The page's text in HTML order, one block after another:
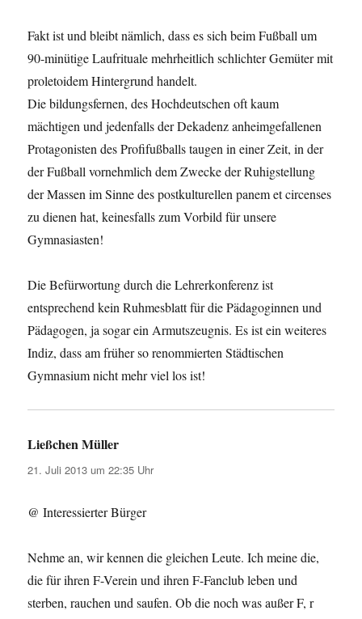
Fakt ist und bleibt nämlich, dass es sich beim Fußball um
90-minütige Laufrituale mehrheitlich schlichter Gemüter mit
proletoidem Hintergrund handelt.
Die bildungsfernen, des Hochdeutschen oft kaum
mächtigen und jedenfalls der Dekadenz anheimgefallenen
Protagonisten des Profifußballs taugen in einer Zeit, in der
der Fußball vornehmlich dem Zwecke der Ruhigstellung
der Massen im Sinne des postkulturellen panem et circenses
zu dienen hat, keinesfalls zum Vorbild für unsere
Gymnasiasten!
Die Befürwortung durch die Lehrerkonferenz ist
entsprechend kein Ruhmesblatt für die Pädagoginnen und
Pädagogen, ja sogar ein Armutszeugnis. Es ist ein weiteres
Indiz, dass am früher so renommierten Städtischen
Gymnasium nicht mehr viel los ist!
Ließchen Müller
21. Juli 2013 um 22:35 Uhr
@ Interessierter Bürger
Nehme an, wir kennen die gleichen Leute. Ich meine die,
die für ihren F-Verein und ihren F-Fanclub leben und
sterben, rauchen und saufen. Ob die noch was außer F, r